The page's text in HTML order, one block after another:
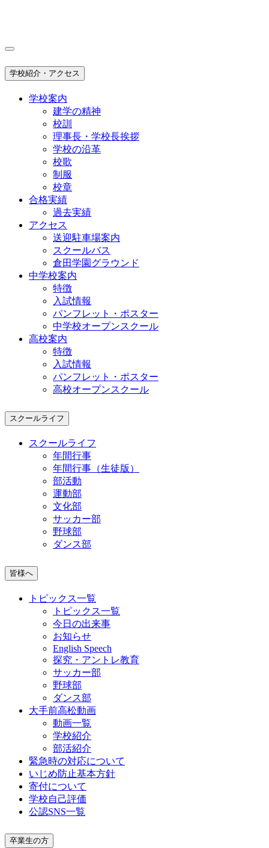
学校紹介・アクセス
学校案内
建学の精神
校訓
理事長・学校長挨拶
学校の沿革
校歌
制服
校章
合格実績
過去実績
アクセス
送迎駐車場案内
スクールバス
倉田学園グラウンド
中学校案内
特徴
入試情報
パンフレット・ポスター
中学校オープンスクール
高校案内
特徴
入試情報
パンフレット・ポスター
高校オープンスクール
スクールライフ
スクールライフ
年間行事
年間行事（生徒版）
部活動
運動部
文化部
サッカー部
野球部
ダンス部
皆様へ
トピックス一覧
トピックス一覧
今日の出来事
お知らせ
English Speech
探究・アントレ教育
サッカー部
野球部
ダンス部
大手前高松動画
動画一覧
学校紹介
部活紹介
緊急時の対応について
いじめ防止基本方針
寄付について
学校自己評価
公認SNS一覧
卒業生の方